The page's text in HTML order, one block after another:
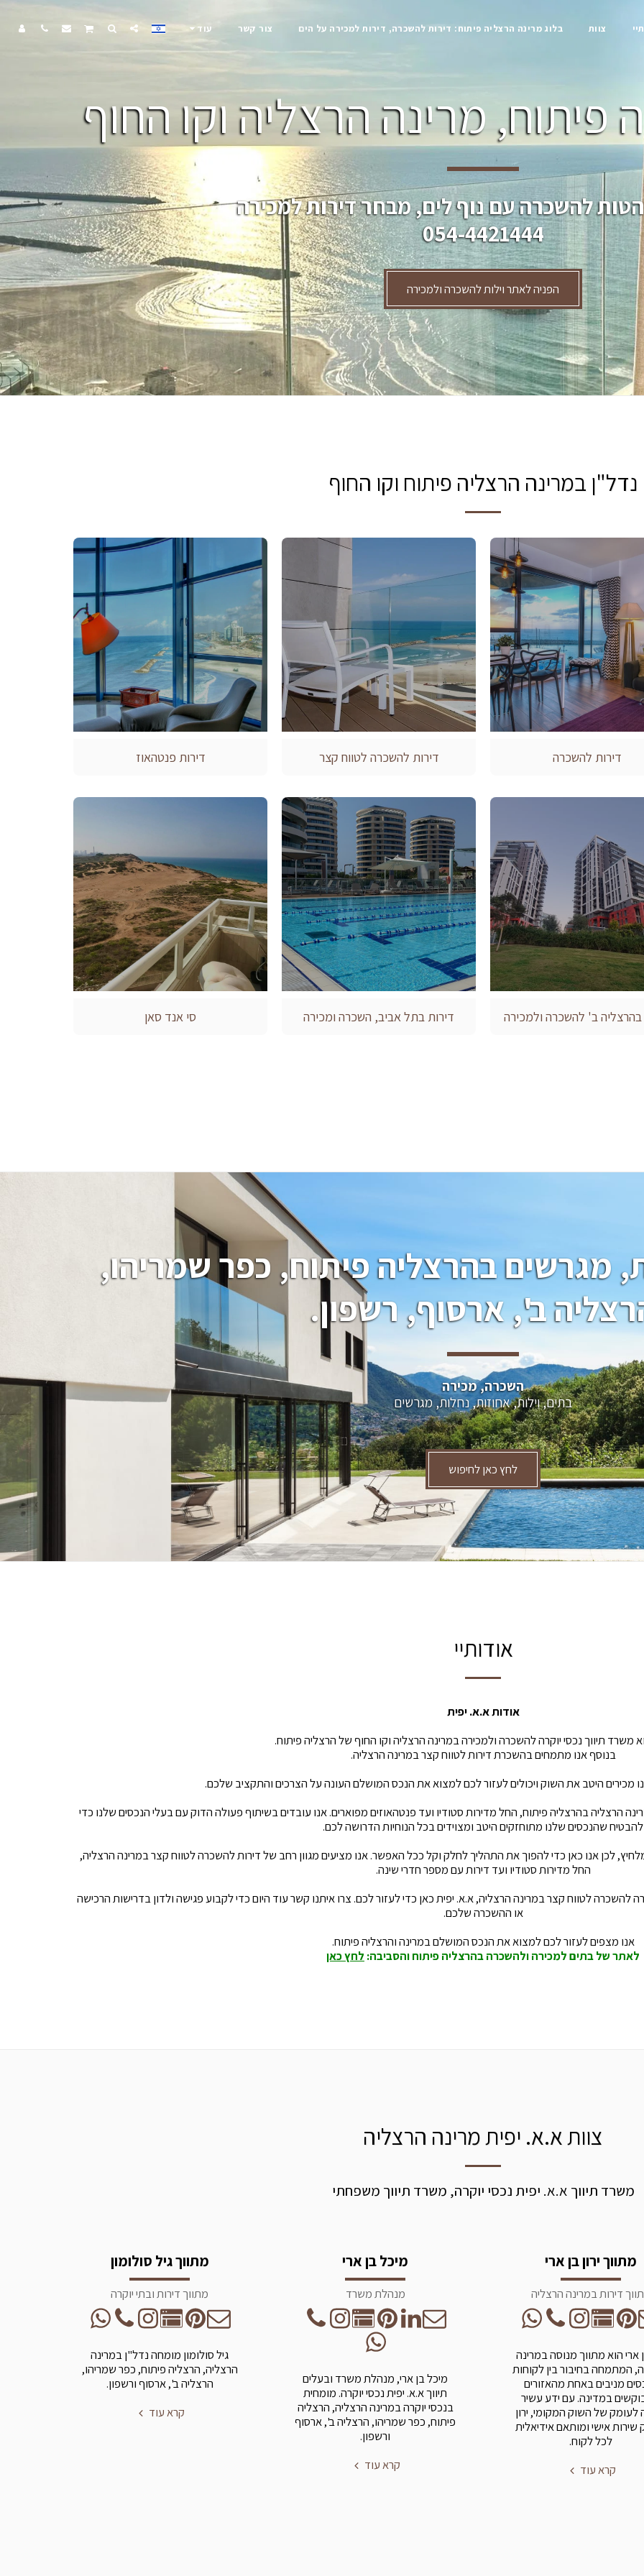
צוות בלוג מרינה הרצליה פיתוח: דירות להשכרה, דירות למכירה על הים צור קשר עוד
פיתוח, מרינה הרצליה וקו החוף
להשכרה עם נוף לים, מבחר דירות למכירה
054-4421444
הפניה לאתר וילות להשכרה ולמכירה
נדל"ן במרינה הרצליה פיתוח וקו החוף
דירות להשכרה דירות להשכרה לטווח קצר דירות פנטהאוז
בהרצליה ב' להשכרה ולמכירה דירות בתל אביב, השכרה ומכירה סי אנד סאן
ב', ארסוף, רשפון.
השכרה, מכירה
בתים, וילות, אחוזות, נחלות, מגרשים
לחץ כאן לחיפוש
אודותיי
אודות א.א. יפית
משרד תיווך נכסי יוקרה להשכרה ולמכירה במרינה הרצליה וקו החוף של הרצליה פיתוח.
בנוסף אנו מתמחים בהשכרת דירות לטווח קצר במרינה הרצליה.
מכירים היטב את השוק ויכולים לעזור לכם למצוא את הנכס המושלם העונה על הצרכים והתקציב שלכם.
הרצליה בהרצליה פיתוח, החל מדירות סטודיו ועד פנטהאוזים מפוארים. אנו עובדים בשיתוף פעולה הדוק עם בעלי הנכסים שלנו כדי
להבטיח שהנכסים שלנו מתוחזקים היטב ומצוידים בכל הנוחיות הדרושה לכם.
לכן אנו כאן כדי להפוך את התהליך לחלק וקל ככל האפשר. אנו מציעים מגוון רחב של דירות להשכרה לטווח קצר במרינה הרצליה,
החל מדירות סטודיו ועד דירות עם מספר חדרי שינה.
להשכרה לטווח קצר במרינה הרצליה, א.א. יפית כאן כדי לעזור לכם. צרו איתנו קשר עוד היום כדי לקבוע פגישה ולדון בדרישות הרכישה
או ההשכרה שלכם.
אנו מצפים לעזור לכם למצוא את הנכס המושלם במרינה והרצליה פיתוח.
לאתר של בתים למכירה ולהשכרה בהרצליה פיתוח והסביבה: לחץ כאן
צוות א.א. יפית מרינה הרצליה
משרד תיווך א.א. יפית נכסי יוקרה, משרד תיווך משפחתי
מתווך ירון בן ארי
דירות במרינה הרצליה
ארי הוא מתווך מנוסה במרינה
המתמחה בחיבור בין לקוחות
מניבים באחת מהאזורים
במדינה. עם ידע עשיר
לעומק של השוק המקומי, ירון
אישי ומותאם אידיאלית
לכל לקוח.
קרא עוד
מיכל בן ארי
מנהלת משרד
מיכל בן ארי, מנהלת משרד ובעלים
תיווך א.א. יפית נכסי יוקרה. מומחית
בנכסי יוקרה במרינה הרצליה, הרצליה
פיתוח, כפר שמריהו, הרצליה ב', ארסוף
ורשפון.
קרא עוד
מתווך גיל סולומון
מתווך דירות ובתי יוקרה
גיל סולומון מומחה נדל"ן במרינה
הרצליה, הרצליה פיתוח, כפר שמריהו,
הרצליה ב', ארסוף ורשפון.
קרא עוד